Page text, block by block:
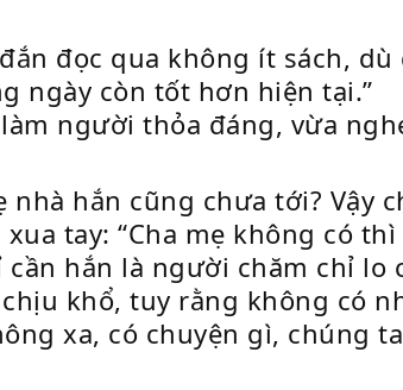
đọc qua không ít sách,
ngày còn tốt hơn hiện tại.”
người thỏa đáng, vừa
nhà hắn cũng chưa tới? Vậy
xua tay: “Cha mẹ không có
cần hắn là người chăm chỉ
khổ, tuy rằng không có
xa, có chuyện gì, chúng